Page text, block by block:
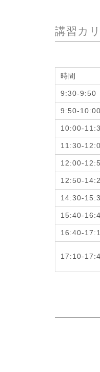
講習カ
時間
9:30-9:50
9:50-
10:00-
11:30-
12:00-
12:50-
14:30-
15:40-
16:40-
17:10-